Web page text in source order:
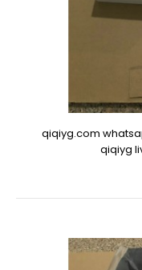
qiqiyg.com
qiqiyg